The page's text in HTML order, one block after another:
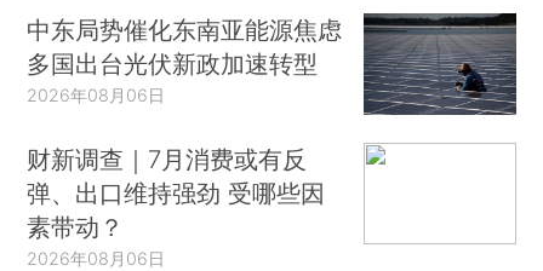
中东局势催化东南亚能源焦虑
多国出台光伏新政加速转型
2026年08月06日
财新调查｜7月消费或有反
弹、出口维持强劲 受哪些因
素带动？
2026年08月06日